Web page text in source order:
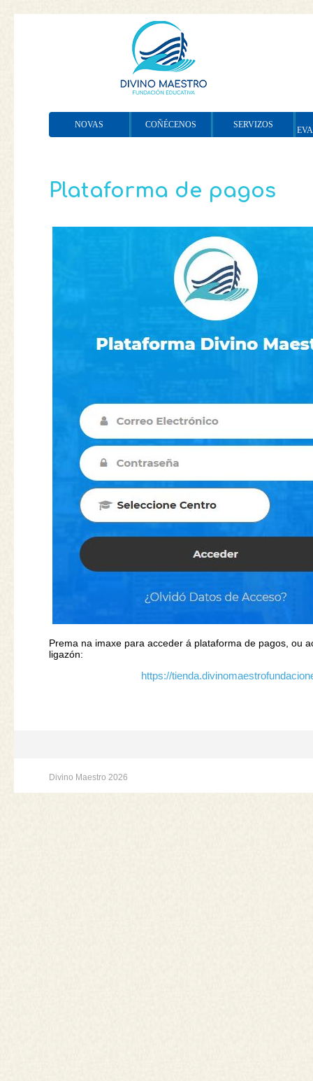
NOVAS COÑÉCENOS SERVIZOS
Plataforma de pagos
Prema na imaxe para acceder á plataforma de pagos, ou
ligazón:
https://
Divino Maestro 2026